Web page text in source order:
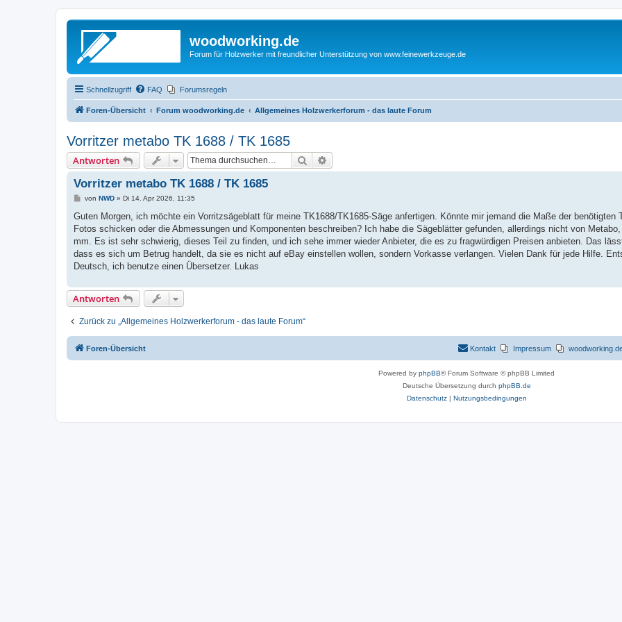
woodworking.de
Forum für Holzwerker mit freundlicher Unterstützung von www.feinewerkzeuge.de
Schnellzugriff FAQ Forumsregeln
Foren-Übersicht Forum woodworking.de Allgemeines Holzwerkerforum - das laute Forum
Vorritzer metabo TK 1688 / TK 1685
Antworten Suche
Vorritzer metabo TK 1688 / TK 1685
B
i
r
a
von NWD» Di 14. Apr 2026, 11:35
Guten Morgen, ich möchte ein Vorritzsägeblatt für meine TK1688/TK1685-Säge anfertigen. Könnte mir jemand die Maße der benötigten
Fotos schicken oder die Abmessungen und Komponenten beschreiben? Ich habe die Sägeblätter gefunden, allerdings nicht von
mm. Es ist sehr schwierig, dieses Teil zu finden, und ich sehe immer wieder Anbieter, die es zu fragwürdigen Preisen anbieten. Das
dass es sich um Betrug handelt, da sie es nicht auf eBay einstellen wollen, sondern Vorkasse verlangen. Vielen Dank für jede Hilfe.
Deutsch, ich benutze einen Übersetzer. Lukas
Antworten
Zurück zu „Allgemeines Holzwerkerforum - das laute Forum“
Foren-Übersicht Impressum
Kontakt
Powered by phpBB® Forum Software © phpBB Limited
Deutsche Übersetzung durch phpBB.de
Datenschutz| Nutzungsbedingungen